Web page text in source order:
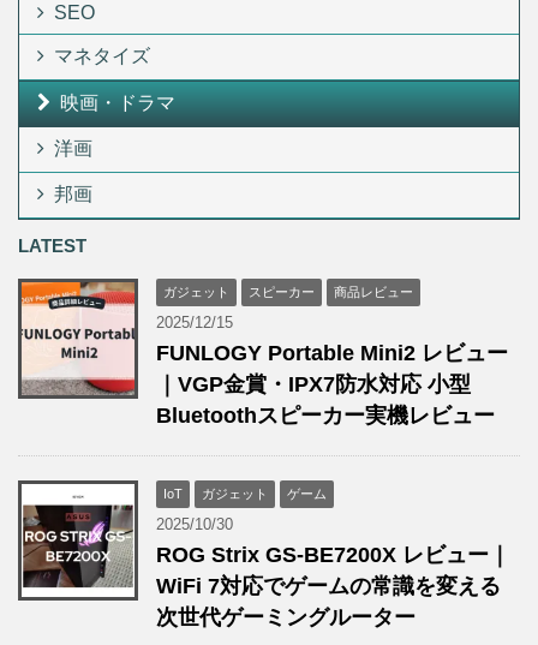
SEO
マネタイズ
映画・ドラマ
洋画
邦画
LATEST
ガジェット スピーカー 商品レビュー
2025/12/15
FUNLOGY Portable Mini2 レビュー
｜VGP金賞・IPX7防水対応 小型
Bluetoothスピーカー実機レビュー
IoT ガジェット ゲーム
2025/10/30
ROG Strix GS-BE7200X レビュー｜
WiFi 7対応でゲームの常識を変える
次世代ゲーミングルーター